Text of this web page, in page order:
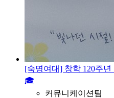
[숙명여대] 창학 120주년
🎓
커뮤니케이션팀